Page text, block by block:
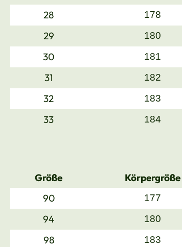
28 178
29 180
30 181
31 182
32 183
33 184
Größe Körpergröße
90
177
94 180
98 183